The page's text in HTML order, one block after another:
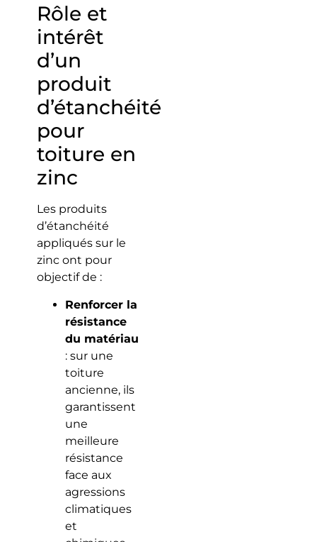
Rôle et
intérêt
d’un
produit
d’étanchéité
pour
toiture en
zinc
Les produits
d’étanchéité
appliqués sur le
zinc ont pour
objectif de :
Renforcer la
résistance
du matériau
: sur une
toiture
ancienne, ils
garantissent
une
meilleure
résistance
face aux
agressions
climatiques
et